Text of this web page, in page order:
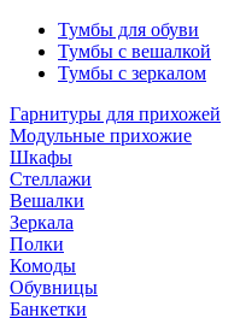
Тумбы для обуви
Тумбы с вешалкой
Тумбы с зеркалом
Гарнитуры для прихожей
Модульные прихожие
Шкафы
Стеллажи
Вешалки
Зеркала
Полки
Комоды
Обувницы
Банкетки